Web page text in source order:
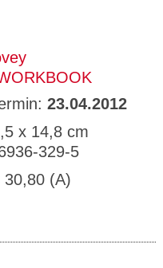
23.04.2012
x 14,8 cm
329-5
30,80 (A)